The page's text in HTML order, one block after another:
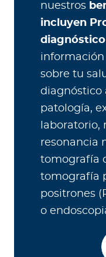
nuestros
incluyen
diagnóstico
sobre tu
diagnóstico
patología,
laboratorio,
resonancia
tomografía
tomografía
positrones
o